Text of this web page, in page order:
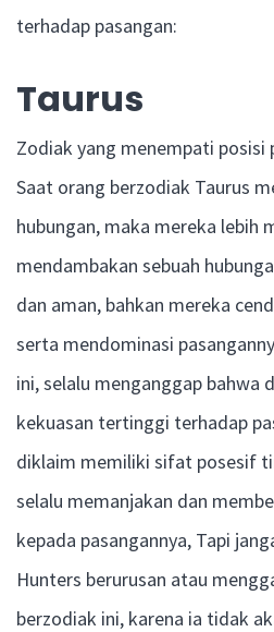
terhadap pasangan:
Taurus
Zodiak yang menempati posisi
Saat orang berzodiak Taurus
hubungan, maka mereka lebih
mendambakan sebuah
dan aman, bahkan mereka
serta mendominasi
ini, selalu menganggap bahwa
kekuasan tertinggi terhadap
diklaim memiliki sifat posesif
selalu memanjakan dan
kepada pasangannya, Tapi
Hunters berurusan atau
berzodiak ini, karena ia tidak